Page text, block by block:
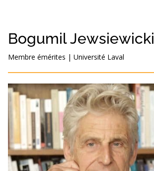
Bogumil Jewsiewicki
Membre émérites | Université Laval